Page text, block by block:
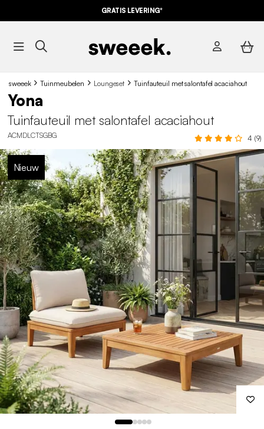
GRATIS LEVERING*
sweeek Tuinmeubelen Loungeset Tuinfauteuil met salontafel acaciahout
Yona
Tuinfauteuil met salontafel acaciahout
ACMDLCTSGBG 4 (9)
Nieuw